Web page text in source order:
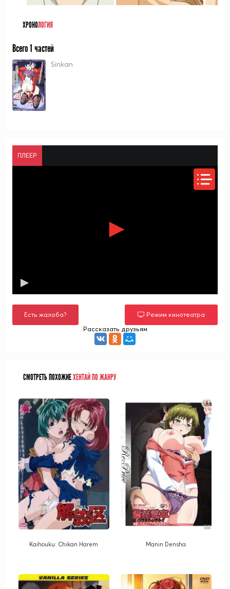
ХРОНОЛОГИЯ
Всего 1 частей
Sinkan
ПЛЕЕР
Есть жалоба?
Режим кинотеатра
Рассказать друзьям
СМОТРЕТЬ ПОХОЖИЕХЕНТАЙ ПО ЖАНРУ
Kaihouku: Chikan Harem Manin Densha